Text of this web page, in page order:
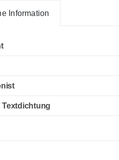
Information
Textdichtung